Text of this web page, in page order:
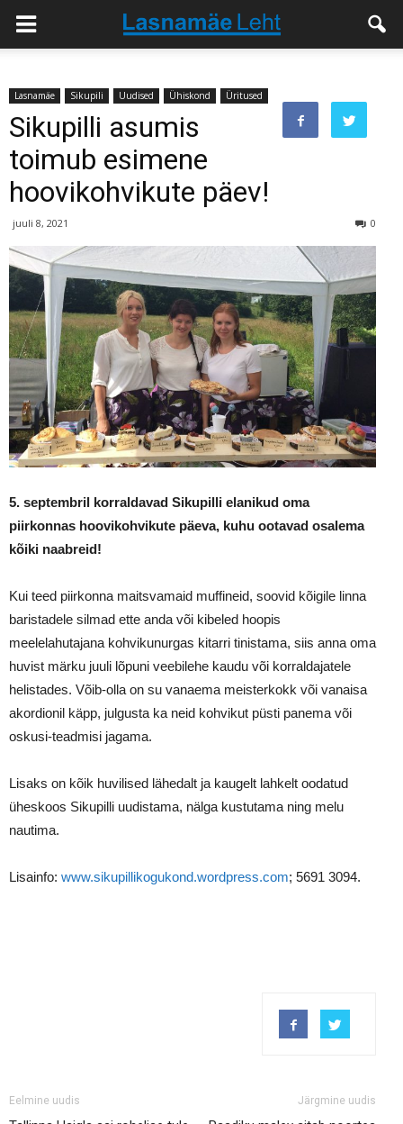
Lasnamäe Sikupili Uudised Ühiskond Üritused
Sikupilli asumis
toimub esimene
hoovikohvikute päev!
juuli 8, 2021 0
5. septembril korraldavad Sikupilli elanikud oma
piirkonnas hoovikohvikute päeva, kuhu ootavad osalema
kõiki naabreid!
Kui teed piirkonna maitsvamaid muffineid, soovid kõigile linna
baristadele silmad ette anda või kibeled hoopis
meelelahutajana kohvikunurgas kitarri tinistama, siis anna oma
huvist märku juuli lõpuni veebilehe kaudu või korraldajatele
helistades. Võib-olla on su vanaema meisterkokk või vanaisa
akordionil käpp, julgusta ka neid kohvikut püsti panema või
oskusi-teadmisi jagama.
Lisaks on kõik huvilised lähedalt ja kaugelt lahkelt oodatud
üheskoos Sikupilli uudistama, nälga kustutama ning melu
nautima.
Lisainfo: www.sikupillikogukond.wordpress.com; 5691 3094.
Eelmine uudis Järgmine uudis